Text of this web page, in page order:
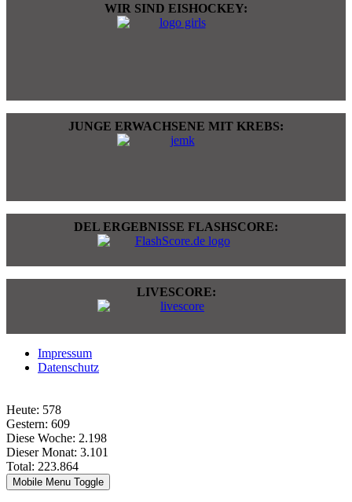
WIR SIND EISHOCKEY:
JUNGE ERWACHSENE MIT KREBS:
DEL ERGEBNISSE FLASHSCORE:
LIVESCORE:
Impressum
Datenschutz
Heute: 578
Gestern: 609
Diese Woche: 2.198
Dieser Monat: 3.101
Total: 223.864
Mobile Menu Toggle